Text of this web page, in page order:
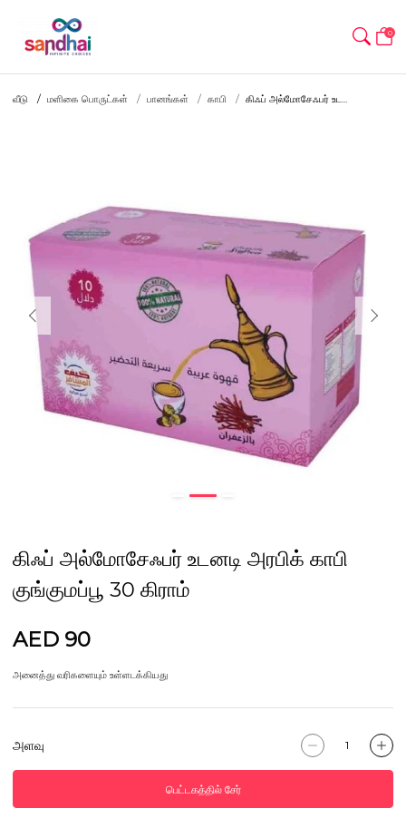
0
வீடு மளிகை பொருட்கள் பானங்கள் காபி கிஃப் அல்மோசேஃபர் உட...
கிஃப் அல்மோசேஃபர் உடனடி அரபிக் காபி
குங்குமப்பூ 30 கிராம்
AED 90
அனைத்து வரிகளையும் உள்ளடக்கியது
அளவு
பெட்டகத்தில் சேர்